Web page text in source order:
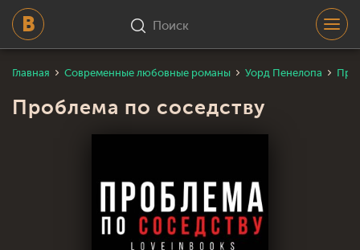
Поиск
Главная Современные любовные романы Уорд Пенелопа
Проблема по соседству